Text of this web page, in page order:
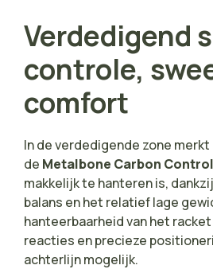
Verdedigend
controle,
comfort
In de verdedigende zone
de Metalbone Carbon
makkelijk te hanteren is,
balans en het relatief lage
hanteerbaarheid van het
reacties en precieze
achterlijn mogelijk.